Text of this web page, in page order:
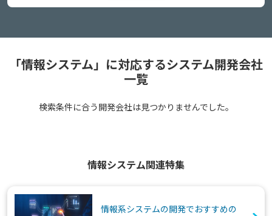
「情報システム」に対応するシステム開発会社
一覧
検索条件に合う開発会社は見つかりませんでした。
情報システム関連特集
情報系システムの開発でおすすめの